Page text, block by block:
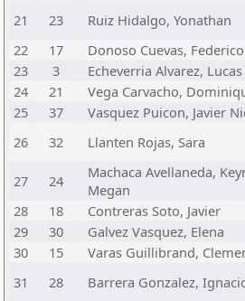
21
23 Ruiz Hidalgo, Yonathan
22
17 Donoso Cuevas, Federico
23
3 Echeverria Alvarez, Lucas
24
21 Vega Carvacho,
25
37 Vasquez Puicon, Javier
26
32 Llanten Rojas, Sara
27
24
Machaca Avellaneda,
Megan
28
18 Contreras Soto, Javier
29
30 Galvez Vasquez, Elena
30
15 Varas Guillibrand,
31
28 Barrera Gonzalez,